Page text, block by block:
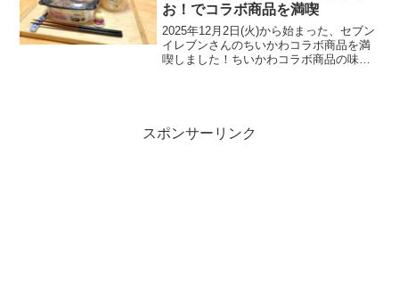
お！でコラボ商品を満喫
2025年12月2日(火)から始まった、セブン
イレブンさんのちいかわコラボ商品を満
喫しました！ちいかわコラボ商品の味が
スポンサーリンク